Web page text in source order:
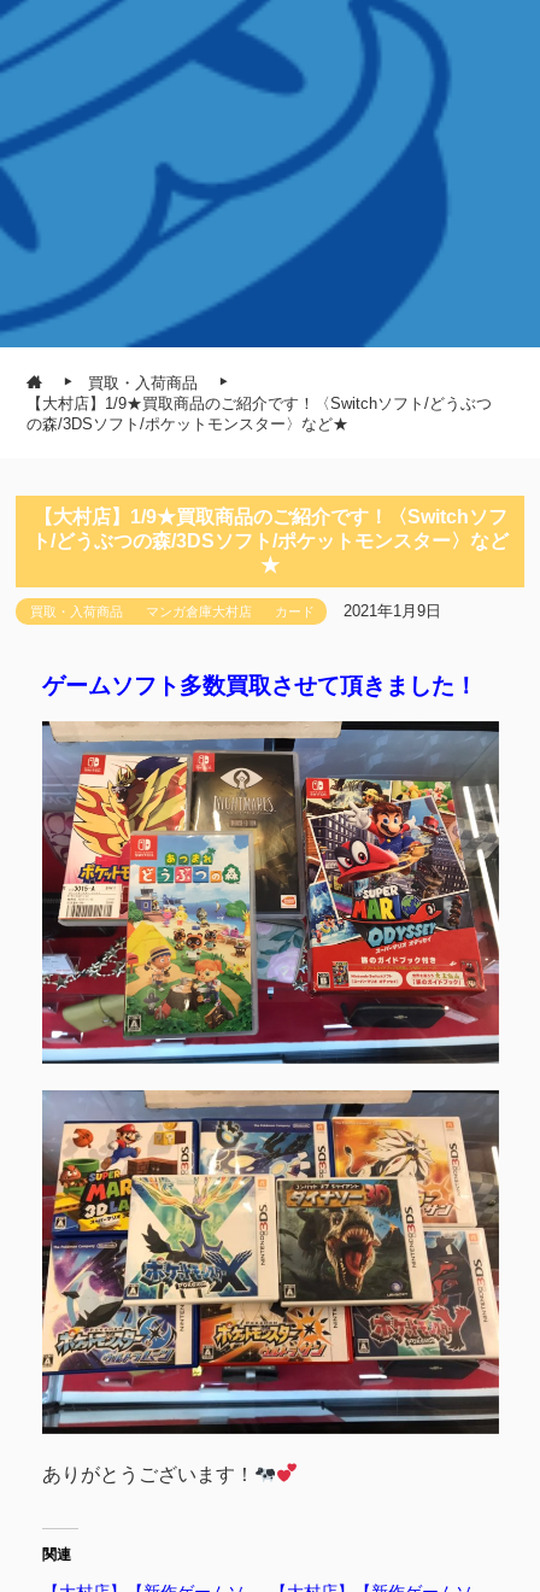
買取・入荷商品
【大村店】1/9★買取商品のご紹介です！〈Switchソフト/どうぶつ
の森/3DSソフト/ポケットモンスター〉など★
【大村店】1/9★買取商品のご紹介です！〈Switchソフ
ト/どうぶつの森/3DSソフト/ポケットモンスター〉など
★
買取・入荷商品 マンガ倉庫大村店 カード 2021年1月9日
ゲームソフト多数買取させて頂きました！
ありがとうございます！
関連